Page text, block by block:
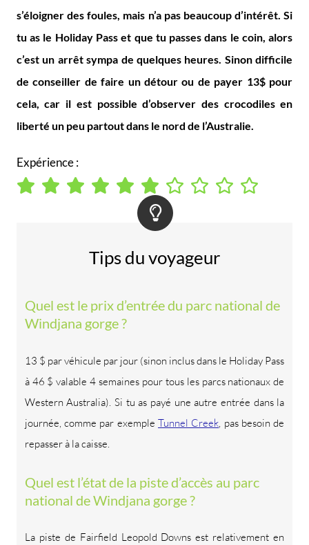
s’éloigner des foules, mais n’a pas beaucoup d’intérêt. Si
tu as le Holiday Pass et que tu passes dans le coin, alors
c’est un arrêt sympa de quelques heures. Sinon difficile
de conseiller de faire un détour ou de payer 13$ pour
cela, car il est possible d’observer des crocodiles en
liberté un peu partout dans le nord de l’Australie.
Expérience :
Tips du voyageur
Quel est le prix d’entrée du parc national de
Windjana gorge ?
13 $ par véhicule par jour (sinon inclus dans le Holiday Pass
à 46 $ valable 4 semaines pour tous les parcs nationaux de
Western Australia). Si tu as payé une autre entrée dans la
journée, comme par exemple Tunnel Creek, pas besoin de
repasser à la caisse.
Quel est l’état de la piste d’accès au parc
national de Windjana gorge ?
La piste de Fairfield Leopold Downs est relativement en